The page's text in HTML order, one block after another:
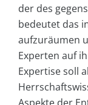
der des
bedeutet das
aufzuräumen
Experten auf
Expertise soll